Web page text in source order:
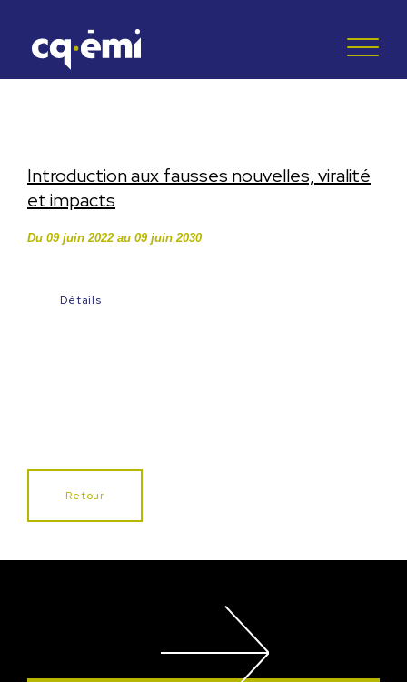
Introduction aux fausses nouvelles, viralité
et impacts
Du 09 juin 2022 au 09 juin 2030
Détails
Retour